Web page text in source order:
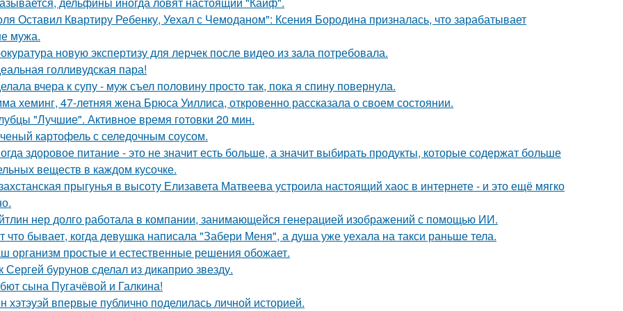
Оставил Квартиру Ребенку, Уехал с Чемоданом": Ксения Бородина призналась, что зарабатывает
мужа.
новую экспертизу для лерчек после видео из зала потребовала.
голливудская пара!
вчера к супу - муж съел половину просто так, пока я спину повернула.
хеминг, 47-летняя жена Брюса Уиллиса, откровенно рассказала о своем состоянии.
"Лучшие". Активное время готовки 20 мин.
картофель с селедочным соусом.
здоровое питание - это не значит есть больше, а значит выбирать продукты, которые содержат больше
веществ в каждом кусочке.
прыгунья в высоту Елизавета Матвеева устроила настоящий хаос в интернете - и это ещё мягко
нер долго работала в компании, занимающейся генерацией изображений с помощью ИИ.
что бывает, когда девушка написала "Забери Меня", а душа уже уехала на такси раньше тела.
организм простые и естественные решения обожает.
Сергей бурунов сделал из дикаприо звезду.
сына Пугачёвой и Галкина!
хэтэуэй впервые публично поделилась личной историей.